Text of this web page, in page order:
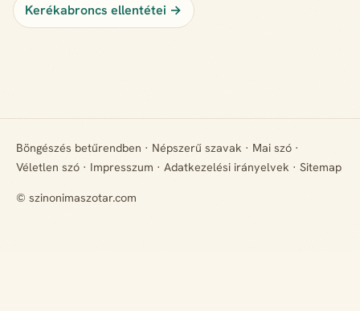
Kerékabroncs ellentétei →
Böngészés betűrendben · Népszerű szavak · Mai szó ·
Véletlen szó · Impresszum · Adatkezelési irányelvek · Sitemap
© szinonimaszotar.com